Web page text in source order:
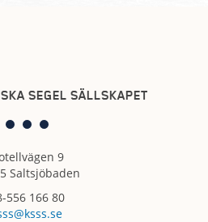
SEGEL SÄLLSKAPET
9
Saltsjöbaden
556 166 80